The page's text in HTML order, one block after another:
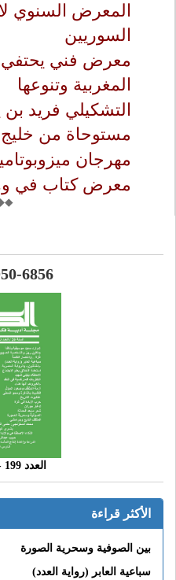
المعرض السنوي
السوريين
معرض فني يحتفي
المغربية وتنوعها
التشكيلي فريد بن
مستوحاة من خليج
مهرجان
معرض كتاب في
6856
العدد 199 - 2026 Jul
الأكثر قراءة
بين الصوفية وسحرية الصورة
سباعية العابر (رواية العدد)